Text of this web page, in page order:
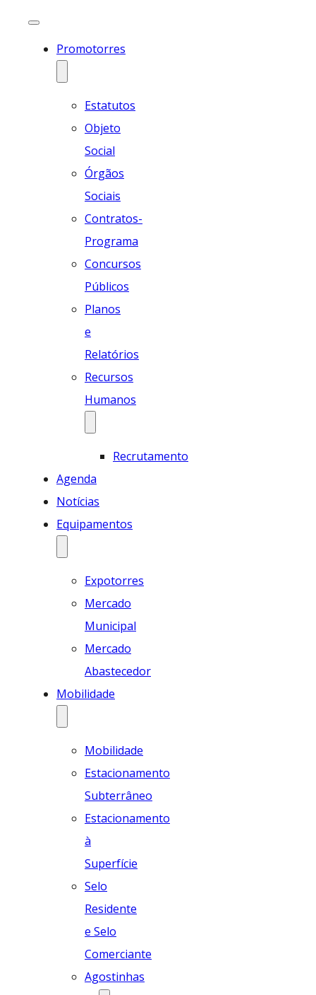
Promotorres
Estatutos
Objeto
Social
Órgãos
Sociais
Contratos-
Programa
Concursos
Públicos
Planos
e
Relatórios
Recursos
Humanos
Recrutamento
Agenda
Notícias
Equipamentos
Expotorres
Mercado
Municipal
Mercado
Abastecedor
Mobilidade
Mobilidade
Estacionamento
Subterrâneo
Estacionamento
à
Superfície
Selo
Residente
e Selo
Comerciante
Agostinhas